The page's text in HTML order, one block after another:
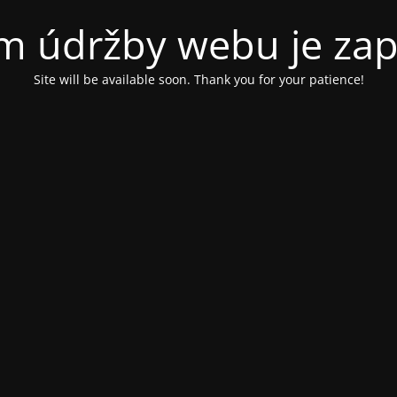
údržby webu je
Site will be available soon. Thank you for your patience!